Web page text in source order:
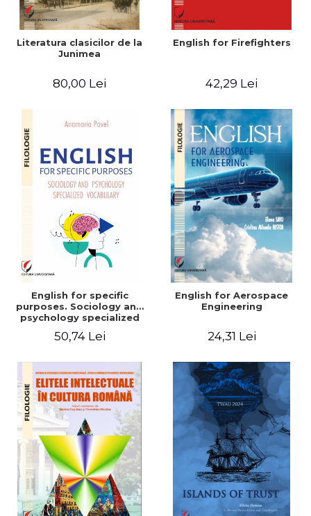
Literatura clasicilor de la
Junimea
80,00 Lei
English for Firefighters
42,29 Lei
English for specific
purposes. Sociology and
psychology specialized
50,74 Lei
English for Aerospace
Engineering
24,31 Lei